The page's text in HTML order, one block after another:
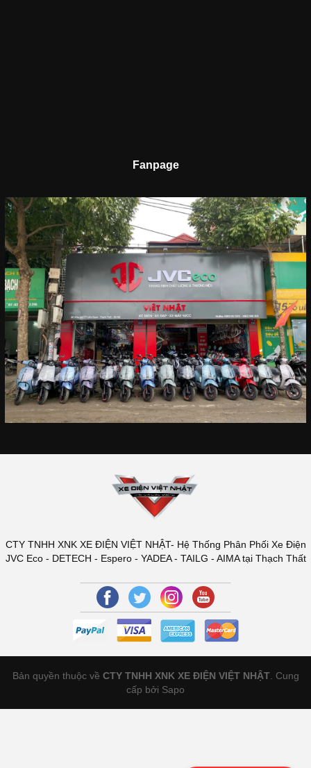
Fanpage
CTY TNHH XNK XE ĐIỆN VIỆT NHẬT- Hệ Thống Phân Phối Xe Điện
JVC Eco - DETECH - Espero - YADEA - TAILG - AIMA tại Thạch Thất
Bản quyền thuộc về CTY TNHH XNK XE ĐIỆN VIỆT NHẬT. Cung
cấp bởi Sapo